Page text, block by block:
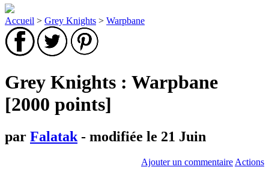
Accueil > Grey Knights > Warpbane
Grey Knights : Warpbane
[2000 points]
par Falatak - modifiée le 21 Juin
Ajouter un commentaire Actions